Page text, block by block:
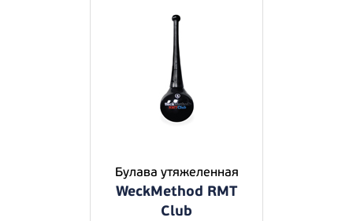
Булава утяжеленная
WeckMethod RMT
Club